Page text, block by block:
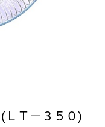
ＬＴ－３５０)